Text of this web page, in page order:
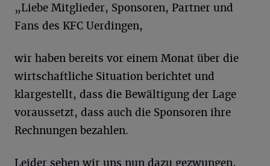
„Liebe Mitglieder, Sponsoren, Partner und
Fans des KFC Uerdingen,
wir haben bereits vor einem Monat über die
wirtschaftliche Situation berichtet und
klargestellt, dass die Bewältigung der Lage
voraussetzt, dass auch die Sponsoren ihre
Rechnungen bezahlen.
Leider sehen wir uns nun dazu gezwungen,